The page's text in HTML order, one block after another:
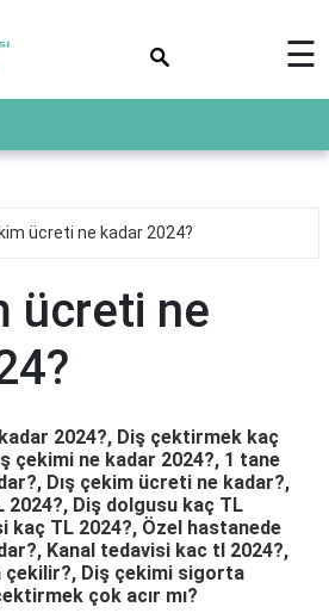
☰
ücreti ne kadar 2024?
ücreti ne
2024?, Diş çektirmek kaç
çekimi ne kadar 2024?, 1 tane
Dış çekim ücreti ne kadar?,
2024?, Diş dolgusu kaç TL
kaç TL 2024?, Özel hastanede
Kanal tedavisi kac tl 2024?,
çekilir?, Diş çekimi sigorta
çok acır mı?